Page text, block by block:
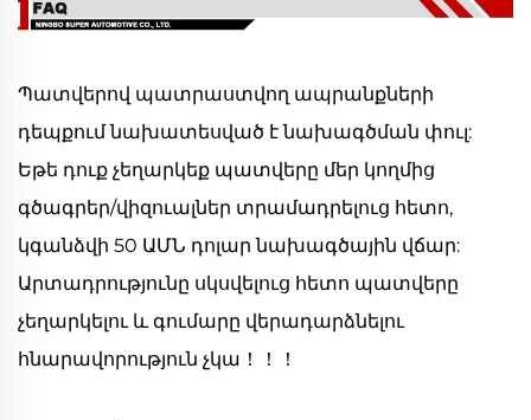
Պատվերով պատրաստվող ապրանքների
դեպքում նախատեսված է նախագծման փուլ:
Եթե դուք չեղարկեք պատվերը մեր կողմից
գծագրեր/վիզուալներ տրամադրելուց հետո,
կգանձվի 50 ԱՄՆ դոլար նախագծային վճար:
Արտադրությունը սկսվելուց հետո պատվերը
չեղարկելու և գումարը վերադարձնելու
հնարավորություն չկա！！！